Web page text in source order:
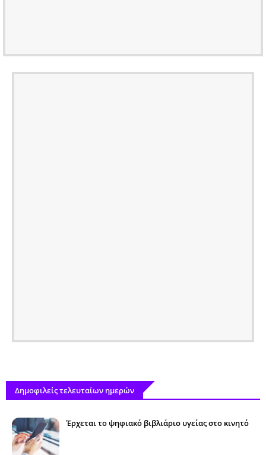
Δημοφιλείς τελευταίων ημερών
Έρχεται το ψηφιακό βιβλιάριο υγείας στο κινητό